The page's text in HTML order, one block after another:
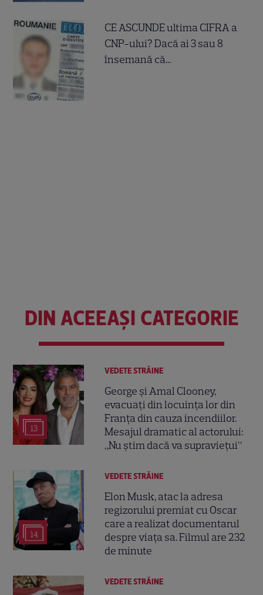
CE ASCUNDE ultima CIFRA a
CNP-ului? Dacă ai 3 sau 8
însemană că...
DIN ACEEAȘI CATEGORIE
13
VEDETE STRĂINE
George și Amal Clooney,
evacuați din locuința lor din
Franța din cauza incendiilor.
Mesajul dramatic al actorului:
„Nu știm dacă va supraviețui”
14
VEDETE STRĂINE
Elon Musk, atac la adresa
regizorului premiat cu Oscar
care a realizat documentarul
despre viața sa. Filmul are 232
de minute
VEDETE STRĂINE